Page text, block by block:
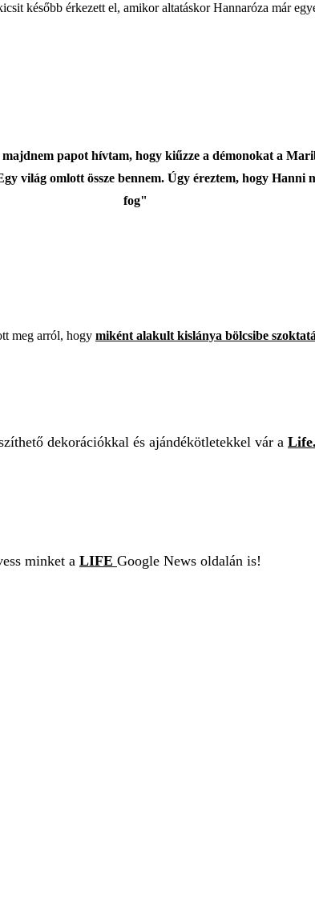
később érkezett el, amikor altatáskor Hannaróza már
papot hívtam, hogy kiűzze a démonokat a
világ omlott össze bennem. Úgy éreztem, hogy Hanni
fog"
meg arról, hogy miként alakult kislánya bölcsibe
dekorációkkal és ajándékötletekkel vár a
minket a LIFE Google News oldalán is!